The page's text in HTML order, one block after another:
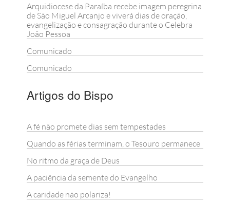
Arquidiocese da Paraíba recebe imagem peregrina
de São Miguel Arcanjo e viverá dias de oração,
evangelização e consagração durante o Celebra
João Pessoa
Comunicado
Comunicado
Artigos do Bispo
A fé não promete dias sem tempestades
Quando as férias terminam, o Tesouro permanece
No ritmo da graça de Deus
A paciência da semente do Evangelho
A caridade não polariza!